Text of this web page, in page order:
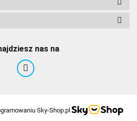
nas na
Sky-Shop.pl